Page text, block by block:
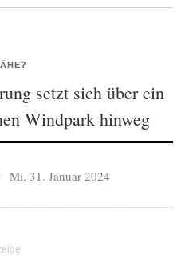
setzt sich über ein
Windpark hinweg
Mi, 31. Januar 2024